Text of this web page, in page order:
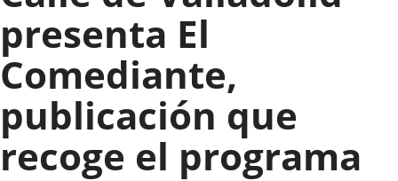
presenta El
Comediante,
publicación que
recoge el programa